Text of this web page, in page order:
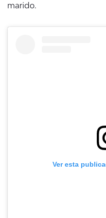
marido.
Ver esta